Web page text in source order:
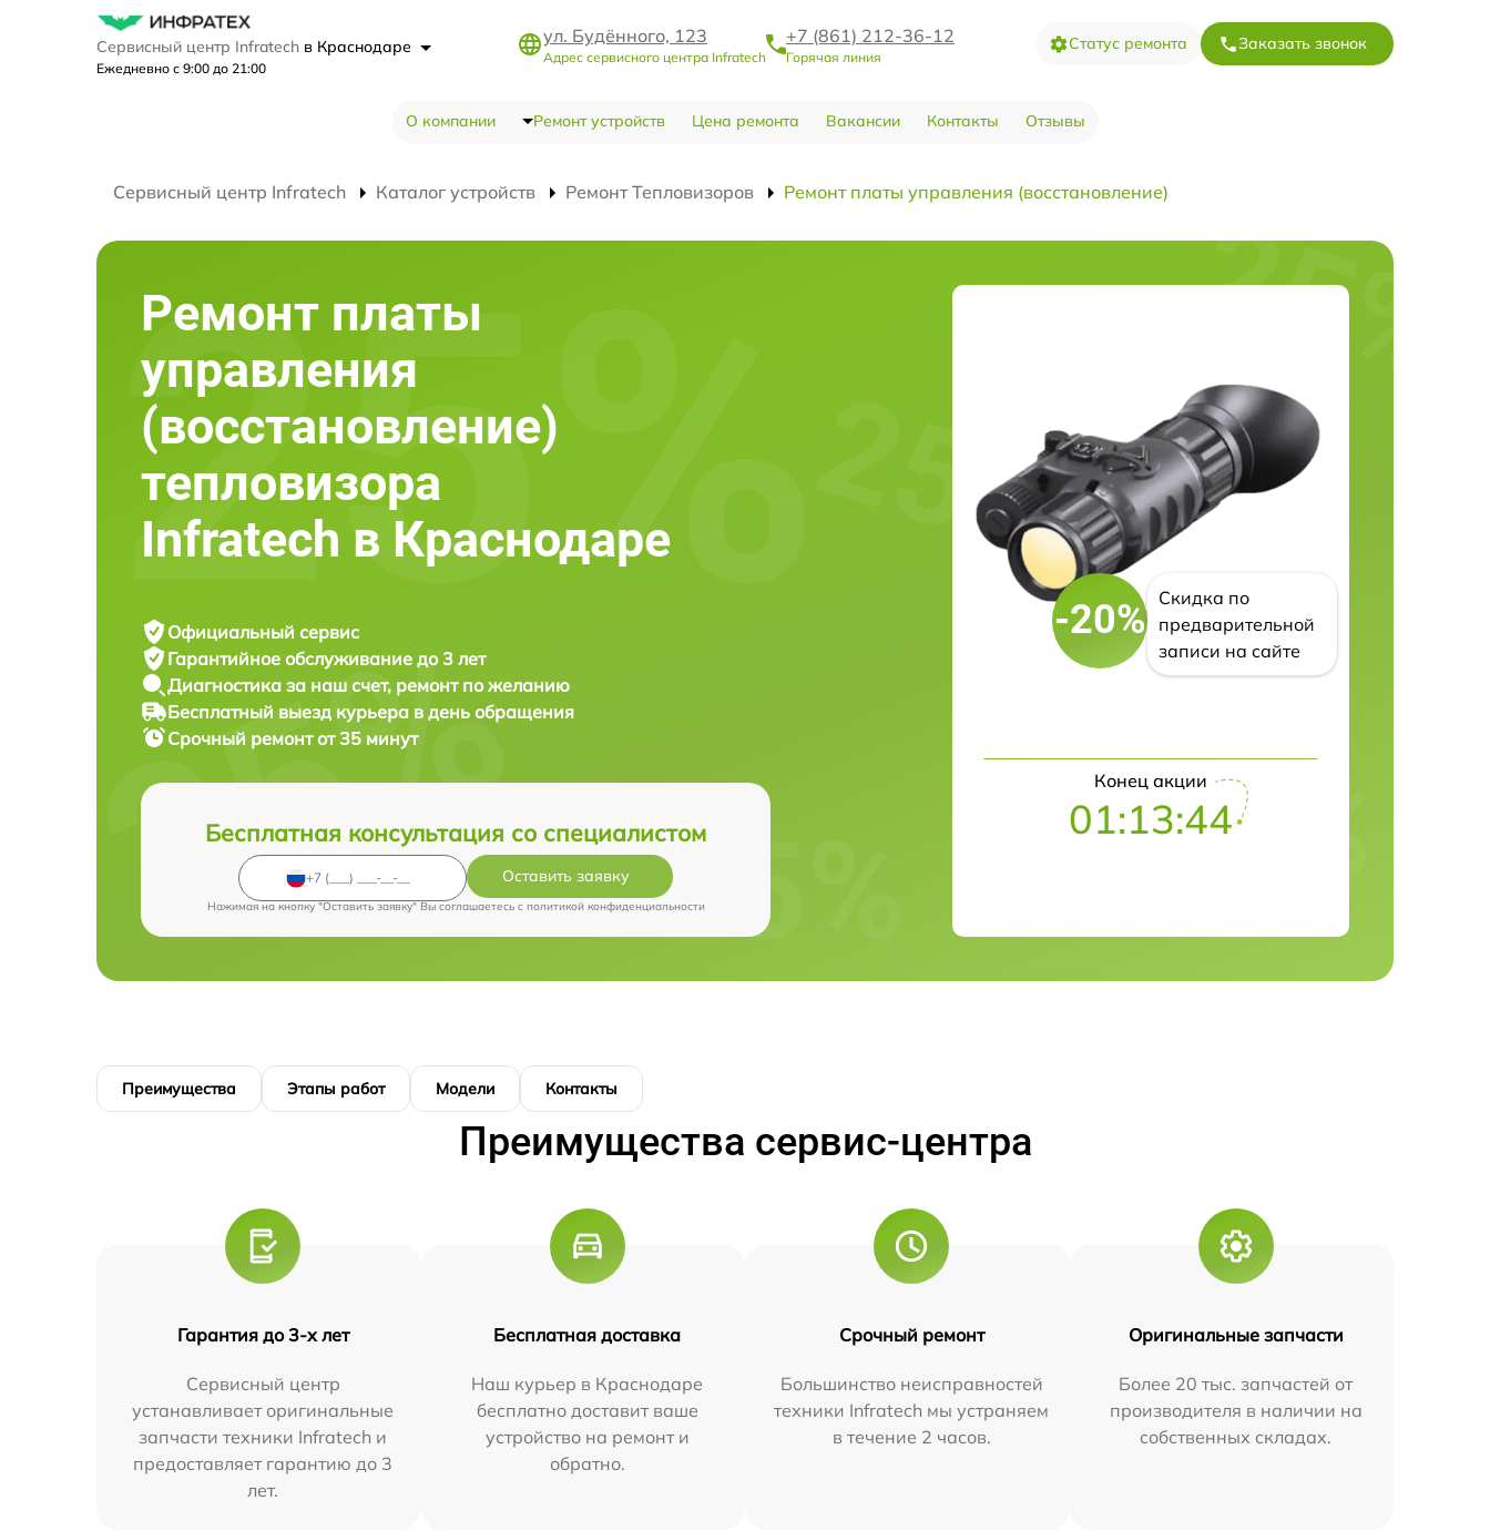
Сервисный центр Infratech в Краснодаре
Ежедневно с 9:00 до 21:00
ул. Будённого, 123
Адрес сервисного центра Infratech
+7 (861) 212-36-12
Горячая линия
Статус ремонта Заказать звонок
О компании Ремонт устройств Цена ремонта Вакансии Контакты Отзывы
Сервисный центр Infratech Каталог устройств Ремонт Тепловизоров Ремонт платы управления (восстановление)
Ремонт платы
управления
(восстановление)
тепловизора
Infratech в Краснодаре
Официальный сервис
Гарантийное обслуживание до 3 лет
Диагностика за наш счет, ремонт по желанию
Бесплатный выезд курьера в день обращения
Срочный ремонтот 35 минут
Бесплатная консультация со специалистом
Оставить заявку
Нажимая на кнопку "Оставить заявку" Вы соглашаетесь c политикой конфиденциальности
-20%
Скидка по
предварительной
записи на сайте
Конец акции
01:13:43
Преимущества Этапы работ Модели Контакты
Преимущества сервис-центра
Гарантия до 3-х лет
Сервисный центр
устанавливает оригинальные
запчасти техники Infratech и
предоставляет гарантию до 3
лет.
Бесплатная доставка
Наш курьер в Краснодаре
бесплатно доставит ваше
устройство на ремонт и
обратно.
Срочный ремонт
Большинство неисправностей
техники Infratech мы устраняем
в течение 2 часов.
Оригинальные запчасти
Более 20 тыс. запчастей от
производителя в наличии на
собственных складах.